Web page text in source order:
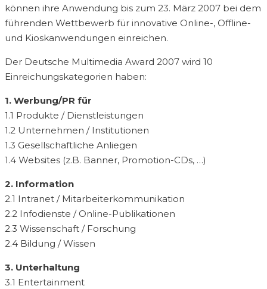
können ihre Anwendung bis zum 23. März 2007 bei dem
führenden Wettbewerb für innovative Online-, Offline-
und Kioskanwendungen einreichen.
Der Deutsche Multimedia Award 2007 wird 10
Einreichungskategorien haben:
1. Werbung/PR für
1.1 Produkte / Dienstleistungen
1.2 Unternehmen / Institutionen
1.3 Gesellschaftliche Anliegen
1.4 Websites (z.B. Banner, Promotion-CDs, …)
2. Information
2.1 Intranet / Mitarbeiterkommunikation
2.2 Infodienste / Online-Publikationen
2.3 Wissenschaft / Forschung
2.4 Bildung / Wissen
3. Unterhaltung
3.1 Entertainment